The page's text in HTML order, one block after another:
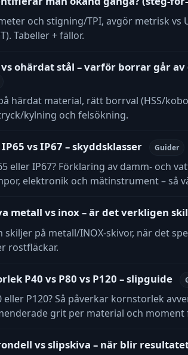
och stigning/TPI, avgör metrisk vs
Tabeller + fällor.
ohärdat stål – varför borrar går
härdat material, rätt borrval (HSS/
kylning och felsökning.
vs IP67 – skyddsklasser Guider
eller IP67? Förklaring av damm- och
elektronik och mätinstrument – så
metall vs inox – är det verkligen
skiljer på metall/INOX-skivor, när det
rostfläckar.
P40 vs P80 vs P120 – slipguide
eller P120? Så påverkar kornstorlek
grit per material och moment
vs slipskiva – när blir